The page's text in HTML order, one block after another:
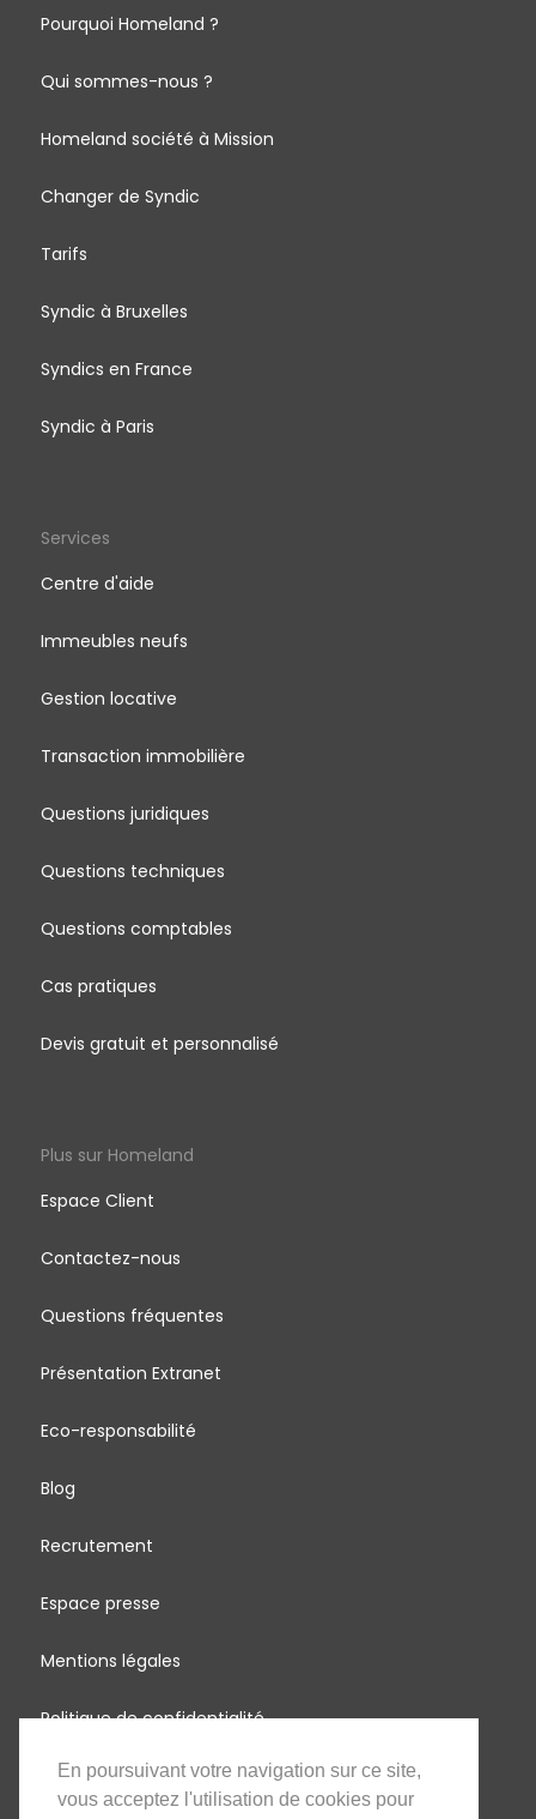
En poursuivant votre navigation sur ce site,
vous acceptez l'utilisation de cookies pour
Pourquoi Homeland ?
Qui sommes-nous ?
Homeland société à Mission
Changer de Syndic
Tarifs
Syndic à Bruxelles
Syndics en France
Syndic à Paris
Services
Centre d'aide
Immeubles neufs
Gestion locative
Transaction immobilière
Questions juridiques
Questions techniques
Questions comptables
Cas pratiques
Devis gratuit et personnalisé
Plus sur Homeland
Espace Client
Contactez-nous
Questions fréquentes
Présentation Extranet
Eco-responsabilité
Blog
Recrutement
Espace presse
Mentions légales
Politique de confidentialité
MadagascArbres